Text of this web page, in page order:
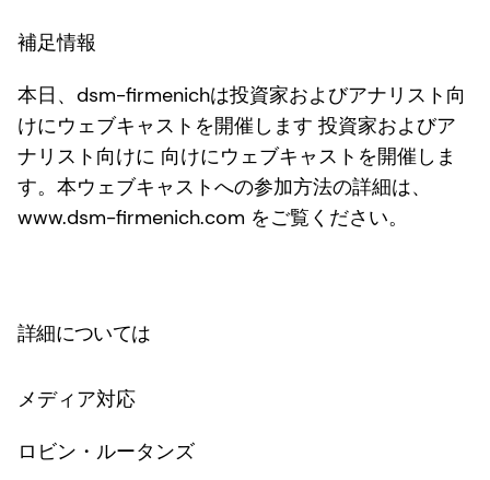
補足情報
本日、dsm-firmenichは投資家およびアナリスト向
けにウェブキャストを開催します 投資家およびア
ナリスト向けに 向けにウェブキャストを開催しま
す。本ウェブキャストへの参加方法の詳細は、
www.dsm-firmenich.com をご覧ください。
詳細については
メディア対応
ロビン・ルータンズ